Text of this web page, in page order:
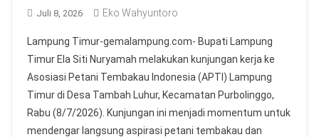
Juli 8, 2026 Eko Wahyuntoro
Lampung Timur-gemalampung.com- Bupati Lampung
Timur Ela Siti Nuryamah melakukan kunjungan kerja ke
Asosiasi Petani Tembakau Indonesia (APTI) Lampung
Timur di Desa Tambah Luhur, Kecamatan Purbolinggo,
Rabu (8/7/2026). Kunjungan ini menjadi momentum untuk
mendengar langsung aspirasi petani tembakau dan